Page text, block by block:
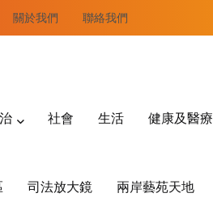
關於我們 聯絡我們
社會 生活 健康及醫療
司法放大鏡 兩岸藝苑天地